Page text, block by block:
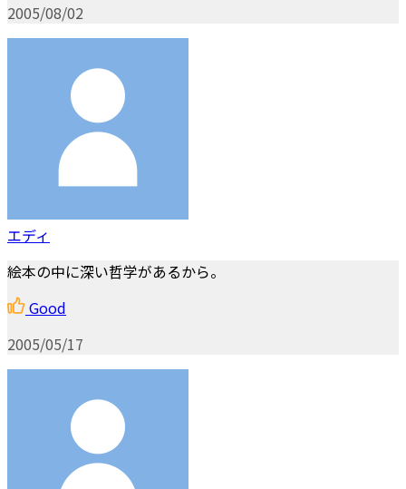
2005/08/02
エディ
絵本の中に深い哲学があるから。
Good
2005/05/17